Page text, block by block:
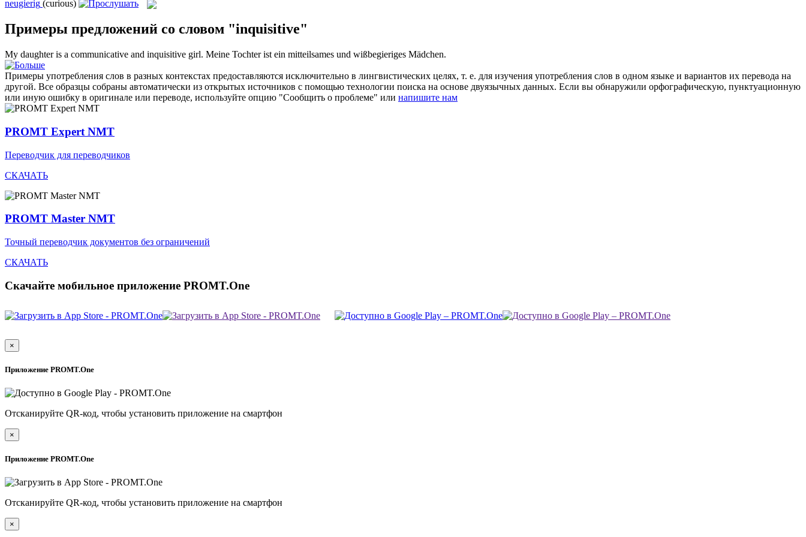
neugierig (curious)
Примеры предложений со словом "inquisitive"
My daughter is a communicative and inquisitive girl. Meine Tochter ist ein mitteilsames und wißbegieriges Mädchen.
Примеры употребления слов в разных контекстах предоставляются исключительно в лингвистических целях, т. е. для изучения употребления слов в одном языке и вариантов их перевода на
другой. Все образцы собраны автоматически из открытых источников с помощью технологии поиска на основе двуязычных данных. Если вы обнаружили орфографическую, пунктуационную
или иную ошибку в оригинале или переводе, используйте опцию "Сообщить о проблеме" или напишите нам
PROMT Expert NMT
Переводчик для переводчиков
СКАЧАТЬ
PROMT Master NMT
Точный переводчик документов без ограничений
СКАЧАТЬ
Скачайте мобильное приложение PROMT.One
×
Приложение PROMT.One
Отсканируйте QR-код, чтобы установить приложение на смартфон
×
Приложение PROMT.One
Отсканируйте QR-код, чтобы установить приложение на смартфон
×